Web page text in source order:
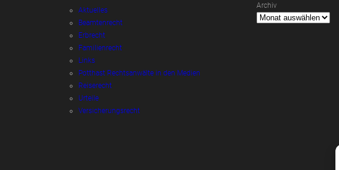
Aktuelles
Beamtenrecht
Erbrecht
Familienrecht
Links
Potthast Rechtsanwälte in den Medien
Reiserecht
Urteile
Versicherungsrecht
Archiv